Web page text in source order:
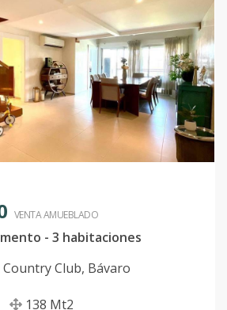
VENTA AMUEBLADO
- 3 habitaciones
Club, Bávaro
138 Mt2